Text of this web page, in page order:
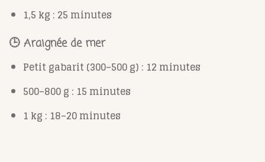
1,5 kg : 25 minutes
🕒 Araignée de mer
Petit gabarit (300–500 g) : 12 minutes
500–800 g : 15 minutes
1 kg : 18–20 minutes